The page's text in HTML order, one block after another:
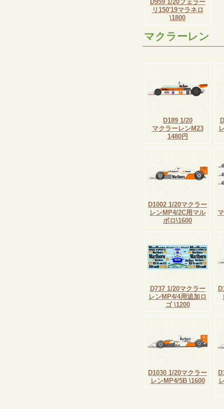
D959 1/20フェラー
リ150'19マラネロ
\1800
マクラーレン
D189 1/20
マクラーレンM23
1480円
D1002 1/20マクラー
レンMP4/2C用マル
ボロ\1600
D737 1/20マクラー
レンMP4/4用追加ロ
ゴ \1200
D1030 1/20マクラー
レンMP4/5B \1600